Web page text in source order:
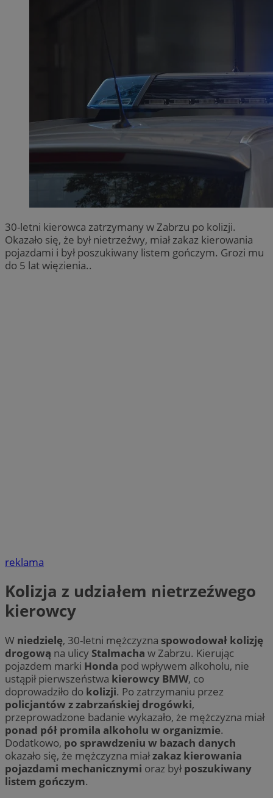
30-letni kierowca zatrzymany w Zabrzu po kolizji.
Okazało się, że był nietrzeźwy, miał zakaz kierowania
pojazdami i był poszukiwany listem gończym. Grozi mu
do 5 lat więzienia..
reklama
Kolizja z udziałem nietrzeźwego
kierowcy
W niedzielę, 30-letni mężczyzna spowodował kolizję
drogową na ulicy Stalmacha w Zabrzu. Kierując
pojazdem marki Honda pod wpływem alkoholu, nie
ustąpił pierwszeństwa kierowcy BMW, co
doprowadziło do kolizji. Po zatrzymaniu przez
policjantów z zabrzańskiej drogówki,
przeprowadzone badanie wykazało, że mężczyzna miał
ponad pół promila alkoholu w organizmie.
Dodatkowo, po sprawdzeniu w bazach danych
okazało się, że mężczyzna miałzakaz kierowania
pojazdami mechanicznymi oraz byłposzukiwany
listem gończym.